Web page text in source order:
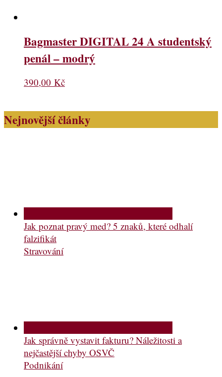
Bagmaster DIGITAL 24 A studentský
penál – modrý
390,00 Kč
Nejnovější články
Jak poznat pravý med? 5 znaků, které odhalí
falzifikát
Stravování
Jak správně vystavit fakturu? Náležitosti a
nejčastější chyby OSVČ
Podnikání